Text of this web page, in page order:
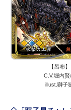
【呂布】
C.V.堀内賢
illust.獅子